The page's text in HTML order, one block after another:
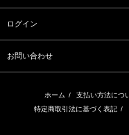
ログイン
お問い合わせ
ホーム / 支払い方法につ
特定商取引法に基づく表記 /